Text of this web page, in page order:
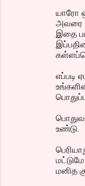
யாரோ
அவரை
இதை
உண்டு.
மனித